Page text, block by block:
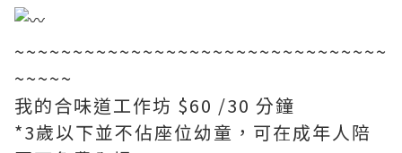
~~~~~~~~~~~~~~~~~~~~~~~~~~~~~~~~
~~~~~
我的合味道工作坊 $60 /30 分鐘
*3歲以下並不佔座位幼童，可在成年人陪